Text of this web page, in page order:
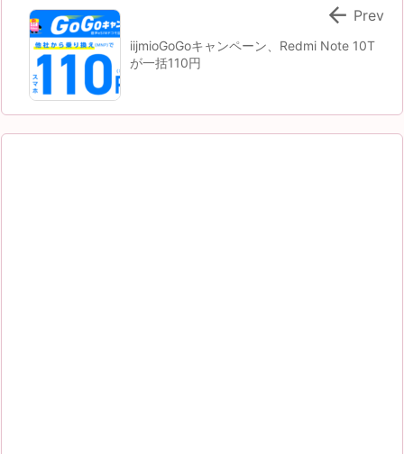
iijmioGoGoキャンペーン、Redmi Note 10T
が一括110円
 Prev